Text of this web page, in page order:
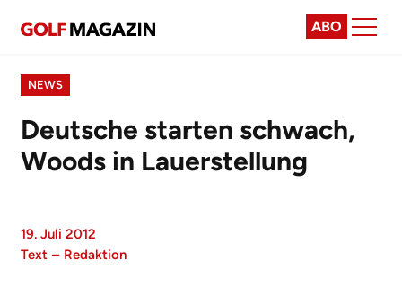
ABO
NEWS
Deutsche starten schwach,
Woods in Lauerstellung
19. Juli 2012
Text – Redaktion